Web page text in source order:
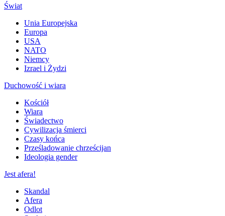
Świat
Unia Europejska
Europa
USA
NATO
Niemcy
Izrael i Żydzi
Duchowość i wiara
Kościół
Wiara
Świadectwo
Cywilizacja śmierci
Czasy końca
Prześladowanie chrześcijan
Ideologia gender
Jest afera!
Skandal
Afera
Odlot